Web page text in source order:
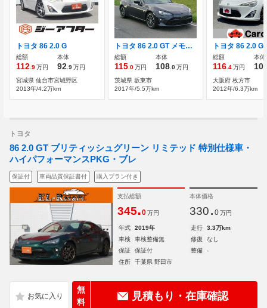
トヨタ 86 2.0 G
総額
112.9万円
本体
92.9万円
宮城県 仙台市宮城野区
2013年/4.2万km
トヨタ 86 2.0 GT メモリナビ・TV・バックカメラ・ETC・クル
総額
115.0万円
本体
108.0万円
茨城県 坂東市
2017年/5.5万km
総額
116.4万円
本体
大阪府 枚方市
2012年/6.3万km
トヨタ
86 2.0 GT ブリティッシュグリーン リミテッド 特別仕様車・
ハイパフォーマンスPKG・ブレ
保証付 車両品質保証書付 購入プラン付き
支払総額
345.0 万円
本体価格
330. 0 万円
年式 2019年 走行
3.3万km
車検
車検整備無 修復
なし
保証
保証付 整備
-
住所
千葉県 野田市
無
料
見積もり・在庫確認